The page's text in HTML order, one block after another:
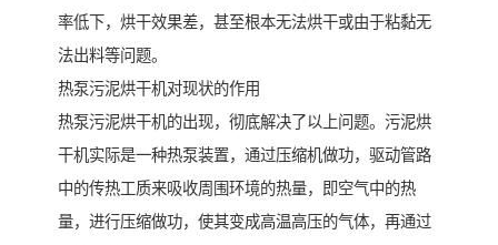
率低下，烘干效果差，甚至根本无法烘干或由于粘黏无
法出料等问题。
热泵污泥烘干机对现状的作用
热泵污泥烘干机的出现，彻底解决了以上问题。污泥烘
干机实际是一种热泵装置，通过压缩机做功，驱动管路
中的传热工质来吸收周围环境的热量，即空气中的热
量，进行压缩做功，使其变成高温高压的气体，再通过